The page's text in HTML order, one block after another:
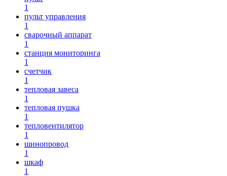
1
пульт управления
1
сварочный аппарат
1
станция мониторинга
1
счетчик
1
тепловая завеса
1
тепловая пушка
1
тепловентилятор
1
шинопровод
1
шкаф
1